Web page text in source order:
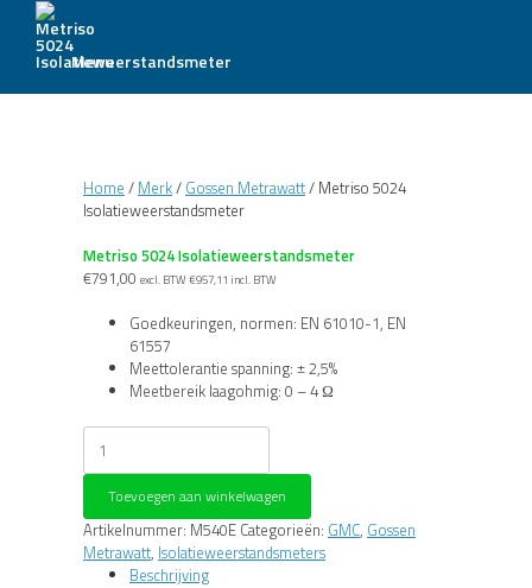
Menu
Home / Merk/ Gossen Metrawatt/ Metriso 5024
Isolatieweerstandsmeter
Metriso 5024 Isolatieweerstandsmeter
€791,00 excl. BTW €957,11 incl. BTW
Goedkeuringen, normen: EN 61010-1, EN
61557
Meettolerantie spanning: ± 2,5%
Meetbereik laagohmig: 0 – 4 Ω
Metriso
5024
Isolatieweerstandsmeter
aantalToevoegen aan winkelwagen
Artikelnummer: M540E Categorieën: GMC, Gossen
Metrawatt, Isolatieweerstandsmeters
Beschrijving